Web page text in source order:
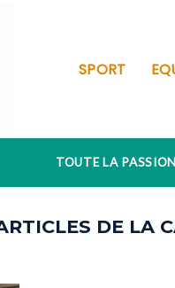
SPORT
TOUTE LA